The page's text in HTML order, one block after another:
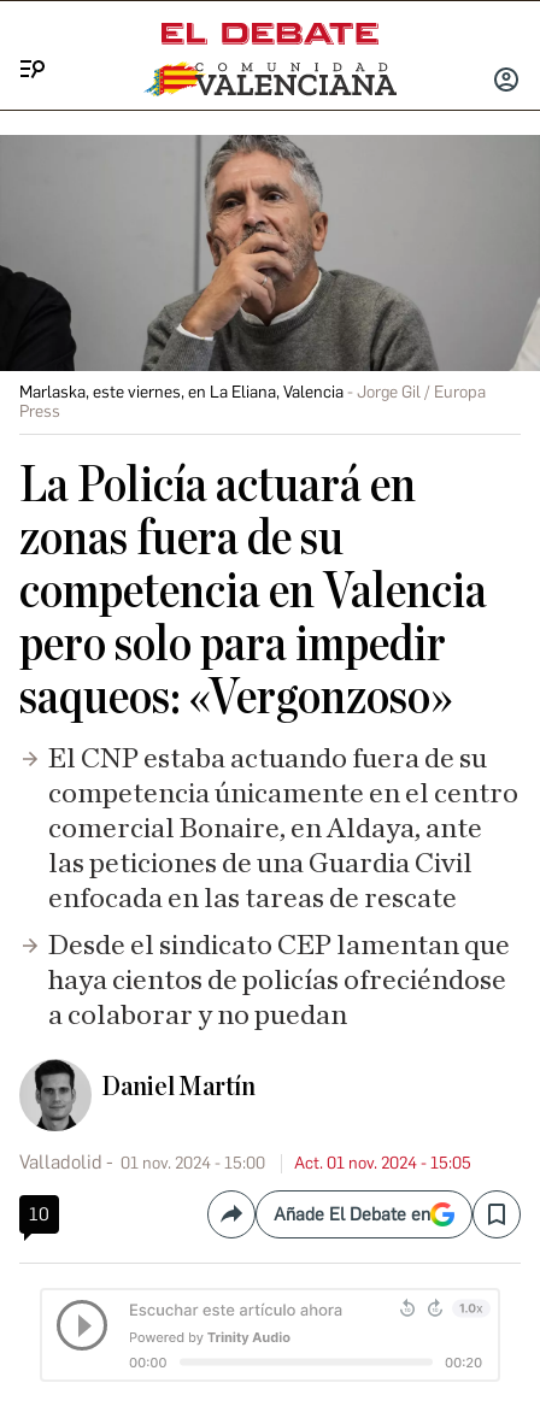
INICIAR
Marlaska, este viernes, en La Eliana, Valencia
Jorge Gil / Europa
Press
La Policía actuará en
zonas fuera de su
competencia en Valencia
pero solo para impedir
saqueos: «Vergonzoso»
El CNP estaba actuando fuera de su
competencia únicamente en el centro
comercial Bonaire, en Aldaya, ante
las peticiones de una Guardia Civil
enfocada en las tareas de rescate
Desde el sindicato CEP lamentan que
haya cientos de policías ofreciéndose
a colaborar y no puedan
Daniel Martín
Valladolid 01 nov. 2024 - 15:00 Act. 01 nov. 2024 - 15:05
10 CompartirAñade El Debate en Save